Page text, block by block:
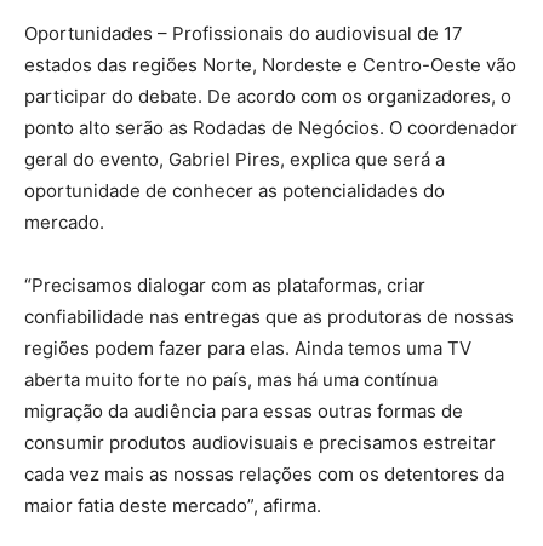
Oportunidades – Profissionais do audiovisual de 17
estados das regiões Norte, Nordeste e Centro-Oeste vão
participar do debate. De acordo com os organizadores, o
ponto alto serão as Rodadas de Negócios. O coordenador
geral do evento, Gabriel Pires, explica que será a
oportunidade de conhecer as potencialidades do
mercado.
“Precisamos dialogar com as plataformas, criar
confiabilidade nas entregas que as produtoras de nossas
regiões podem fazer para elas. Ainda temos uma TV
aberta muito forte no país, mas há uma contínua
migração da audiência para essas outras formas de
consumir produtos audiovisuais e precisamos estreitar
cada vez mais as nossas relações com os detentores da
maior fatia deste mercado”, afirma.